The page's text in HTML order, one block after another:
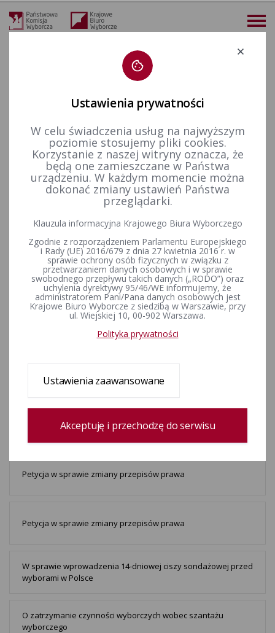
Deklaracja dostępności
więcej
Petycje 2025 r.
Petycja dotycząca umożliwienia obwodowym komisjom
wyborczym stosowanie na dokumentach i pismach wizerunku
Petycja w sprawie zmiany przepisów prawa
Petycja w sprawie zmiany przepisów prawa
Petycja w sprawie zmiany przepisów praw
Petycja w sprawie zmiany przepisów prawa
Petycja w sprawie zmiany przepisów prawa
W sprawie wprowadzenia 14-dniowej ciszy sondażowej przed
wyborami w Polsce
O zatrzymanie czynności wyborczych wobec szantażu
wyborczego
Ustawienia prywatności
W celu świadczenia usług na najwyższym
poziomie stosujemy pliki cookies.
Korzystanie z naszej witryny oznacza, że
będą one zamieszczane w Państwa
urządzeniu. W każdym momencie można
dokonać zmiany ustawień Państwa
przeglądarki.
Klauzula informacyjna Krajowego Biura Wyborczego
Zgodnie z rozporządzeniem Parlamentu Europejskiego
i Rady (UE) 2016/679 z dnia 27 kwietnia 2016 r. w
sprawie ochrony osób fizycznych w związku z
przetwarzaniem danych osobowych i w sprawie
swobodnego przepływu takich danych („RODO”) oraz
uchylenia dyrektywy 95/46/WE informujemy, że
administratorem Pani/Pana danych osobowych jest
Krajowe Biuro Wyborcze z siedzibą w Warszawie, przy
ul. Wiejskiej 10, 00-902 Warszawa.
Polityka prywatności
Ustawienia zaawansowane
Akceptuję i przechodzę do serwisu